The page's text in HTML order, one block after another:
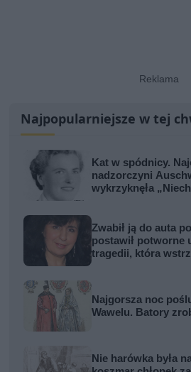
Najpopularniejsze w tej
Kat w spódnicy.
nadzorczyni
wykrzyknęła
Zwabił ją do auta
postawił potworne
tragedii, która
Najgorsza noc
Wawelu. Batory
Nie harówka była